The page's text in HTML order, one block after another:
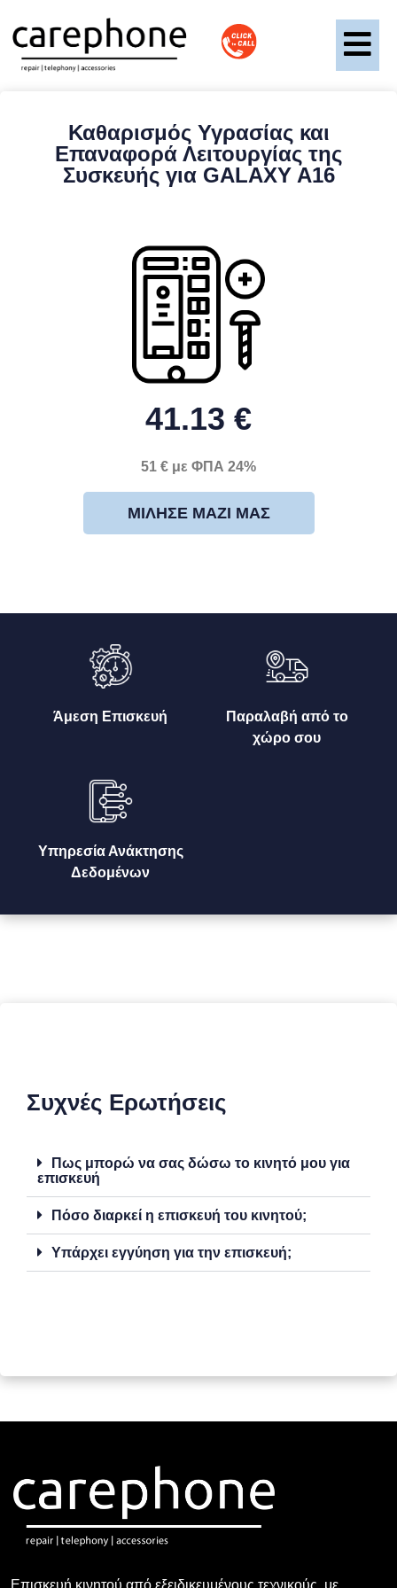
Καθαρισμός Υγρασίας και
Επαναφορά Λειτουργίας της
Συσκευής για GALAXY A16
41.13 €
51 € με ΦΠΑ 24%
ΜΊΛΗΣΕ ΜΑΖΊ ΜΑΣ
Άμεση Επισκευή
Παραλαβή από το
χώρο σου
Υπηρεσία Ανάκτησης
Δεδομένων
Συχνές Ερωτήσεις
Πως μπορώ να σας δώσω το κινητό μου για
επισκευή
Πόσο διαρκεί η επισκευή του κινητού;
Υπάρχει εγγύηση για την επισκευή;